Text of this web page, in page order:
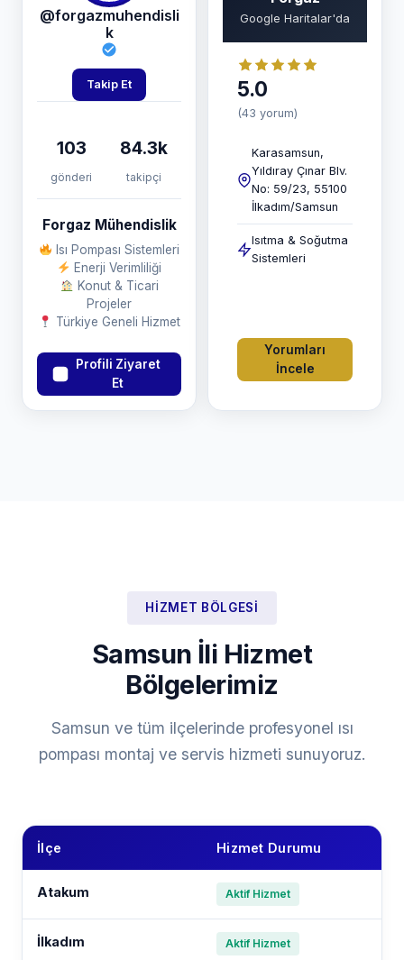
@forgazmuhendisli
k
Takip Et
103
gönderi
84.3k
takipçi
Forgaz Mühendislik
Isı Pompası Sistemleri
Enerji Verimliliği
Konut & Ticari
Projeler
Türkiye Geneli Hizmet
Profili Ziyaret
Et
Google Haritalar'da
5.0
(43 yorum)
Karasamsun,
Yıldıray Çınar Blv.
No: 59/23, 55100
İlkadım/Samsun
Isıtma & Soğutma
Sistemleri
Yorumları
İncele
HIZMET BÖLGESI
Samsun İli Hizmet
Bölgelerimiz
Samsun ve tüm ilçelerinde profesyonel ısı
pompası montaj ve servis hizmeti sunuyoruz.
İlçe Hizmet Durumu
Atakum Aktif Hizmet
İlkadım Aktif Hizmet